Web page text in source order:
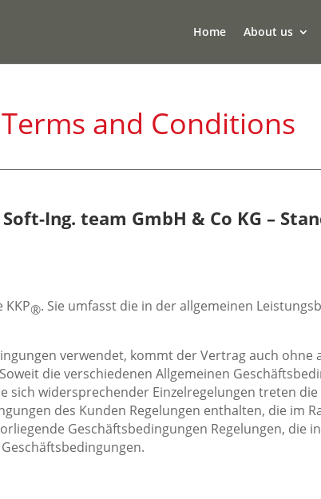
Home About us
and Conditions
Ing. team GmbH & Co KG –
KKP®. Sie umfasst die in der allgemeinen
verwendet, kommt der Vertrag auch ohne
die verschiedenen Allgemeinen
sich widersprechender Einzelregelungen treten
des Kunden Regelungen enthalten, die im
Geschäftsbedingungen Regelungen, die